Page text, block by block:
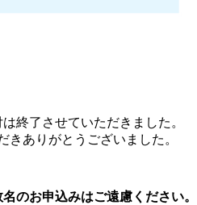
終了させていただきました。
きありがとうございました。
のお申込みはご遠慮ください。